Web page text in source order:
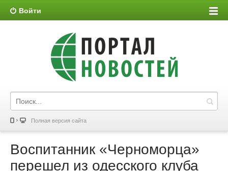
Войти
Полная версия сайта
Воспитанник «Черноморца»
перешел из одесского клуба